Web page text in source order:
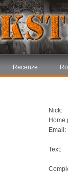
Recenze
Nick:
Home
Email:
Text: